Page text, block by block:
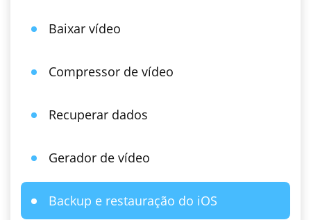
Baixar vídeo
Compressor de vídeo
Recuperar dados
Gerador de vídeo
Backup e restauração do iOS